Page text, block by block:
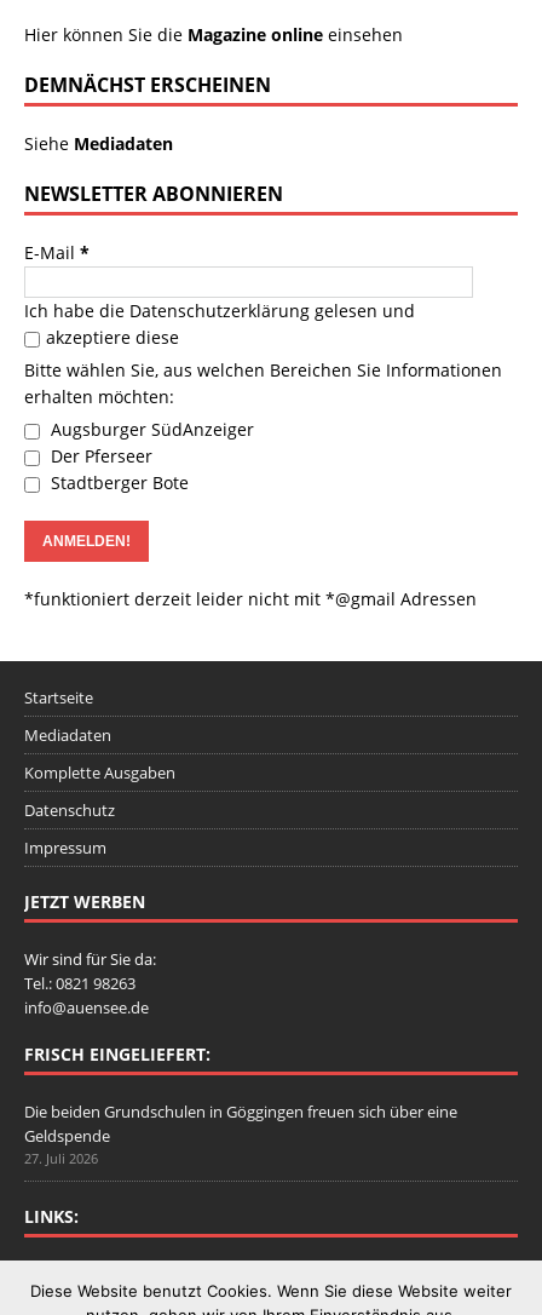
Hier können Sie die Magazine online einsehen
DEMNÄCHST ERSCHEINEN
Siehe Mediadaten
NEWSLETTER ABONNIEREN
E-Mail *
Ich habe die Datenschutzerklärung gelesen und
akzeptiere diese
Bitte wählen Sie, aus welchen Bereichen Sie Informationen
erhalten möchten:
Augsburger SüdAnzeiger
Der Pferseer
Stadtberger Bote
*funktioniert derzeit leider nicht mit *@gmail Adressen
Startseite
Mediadaten
Komplette Ausgaben
Datenschutz
Impressum
JETZT WERBEN
Wir sind für Sie da:
Tel.: 0821 98263
info@auensee.de
FRISCH EINGELIEFERT:
Die beiden Grundschulen in Göggingen freuen sich über eine
Geldspende
27. Juli 2026
LINKS:
Diese Website benutzt Cookies. Wenn Sie diese Website weiter